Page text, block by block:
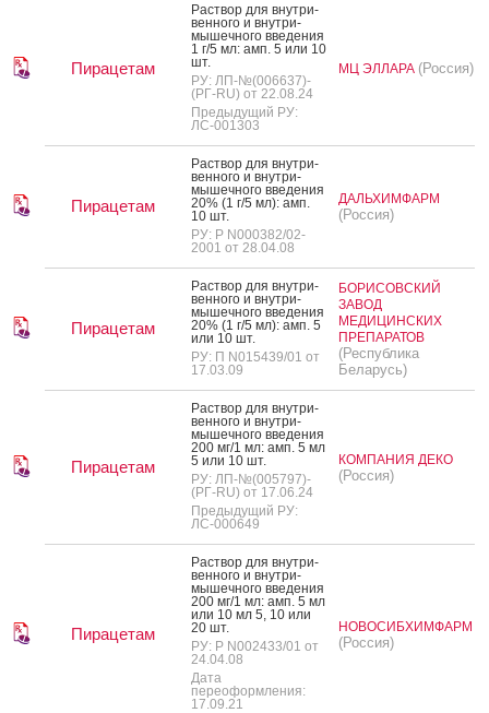
Пирацетам
Рас­твор для внут­ри­
вен­но­го и внут­ри­
мышеч­но­го вве­дения
1 г/5 мл: амп. 5 или 10
шт.
РУ: ЛП-№(006637)-
(РГ-RU) от 22.08.24
Предыдущий РУ:
ЛС-001303
МЦ ЭЛЛАРА (Россия)
Пирацетам
Рас­твор для внут­ри­
вен­но­го и внут­ри­
мышеч­но­го вве­дения
20% (1 г/5 мл): амп.
10 шт.
РУ: Р N000382/02-
2001 от 28.04.08
ДАЛЬХИМФАРМ
(Россия)
Пирацетам
Рас­твор для внут­ри­
вен­но­го и внут­ри­
мышеч­но­го вве­дения
20% (1 г/5 мл): амп. 5
или 10 шт.
РУ: П N015439/01 от
17.03.09
БОРИСОВСКИЙ
ЗАВОД
МЕДИЦИНСКИХ
ПРЕПАРАТОВ
(Республика
Беларусь)
Пирацетам
Рас­твор для внут­ри­
вен­но­го и внут­ри­
мышеч­но­го вве­дения
200 мг/1 мл: амп. 5 мл
5 или 10 шт.
РУ: ЛП-№(005797)-
(РГ-RU) от 17.06.24
Предыдущий РУ:
ЛС-000649
КОМПАНИЯ ДЕКО
(Россия)
Пирацетам
Рас­твор для внут­ри­
вен­но­го и внут­ри­
мышеч­но­го вве­дения
200 мг/1 мл: амп. 5 мл
или 10 мл 5, 10 или
20 шт.
РУ: Р N002433/01 от
24.04.08
Дата
переоформления:
17.09.21
НОВОСИБХИМФАРМ
(Россия)